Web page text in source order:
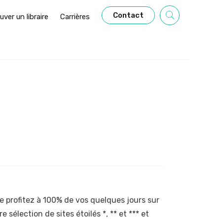
un libraire Carrières Contact
profitez à 100% de vos quelques jours sur
sélection de sites étoilés *, ** et *** et